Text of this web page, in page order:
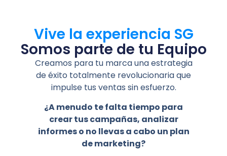
Vive la experiencia SG
Somos parte de tu Equipo
Creamos para tu marca una estrategia
de éxito totalmente revolucionaria que
impulse tus ventas sin esfuerzo.
¿A menudo te falta tiempo para
crear tus campañas, analizar
informes o no llevas a cabo un plan
de marketing?